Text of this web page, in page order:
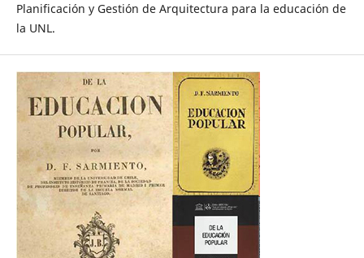
Planificación y Gestión de Arquitectura para la educación de
la UNL.